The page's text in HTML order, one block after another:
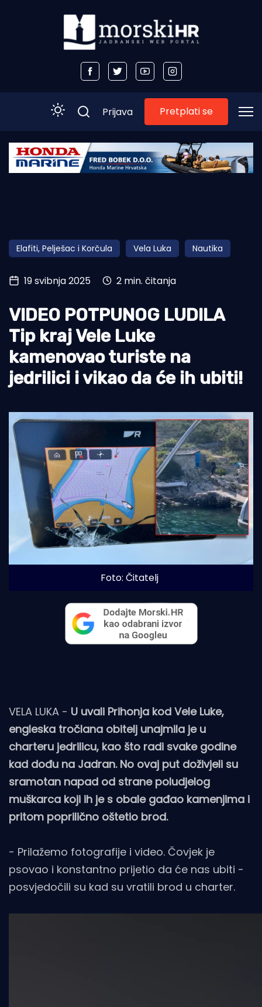
Početna
Obala
Otoci
Turizam i nautika
Pomorstvo
Ribolov
Ekologija
Tradicija i kultura
Prijava Pretplati se
Elafiti, Pelješac i Korčula Vela Luka Nautika
19 svibnja 2025 2 min. čitanja
VIDEO POTPUNOG LUDILA
Tip kraj Vele Luke
kamenovao turiste na
jedrilici i vikao da će ih ubiti!
Foto: Čitatelj
VELA LUKA - U uvali Prihonja kod Vele Luke,
engleska tročlana obitelj unajmila je u
charteru jedrilicu, kao što radi svake godine
kad dođu na Jadran. No ovaj put doživjeli su
sramotan napad od strane poludjelog
muškarca koji ih je s obale gađao kamenjima i
pritom poprilično oštetio brod.
- Prilažemo fotografije i video. Čovjek je
psovao i konstantno prijetio da će nas ubiti -
posvjedočili su kad su vratili brod u charter.